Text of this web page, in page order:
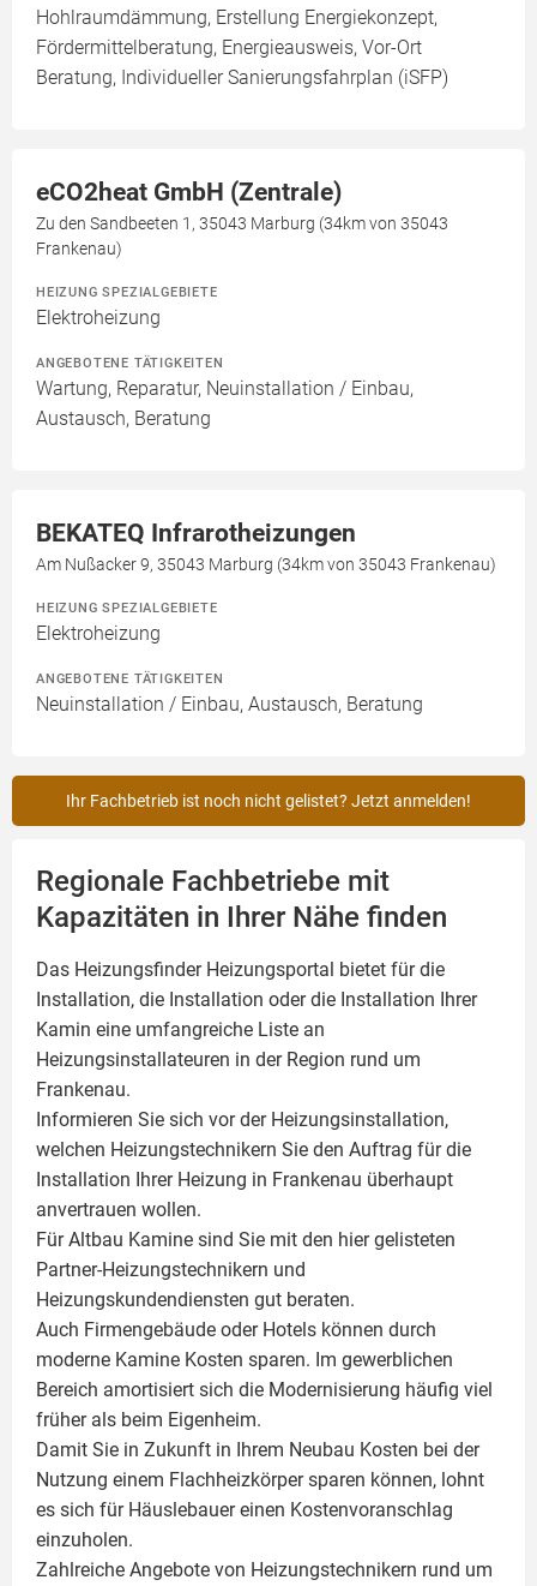
Hohlraumdämmung, Erstellung Energiekonzept,
Fördermittelberatung, Energieausweis, Vor-Ort
Beratung, Individueller Sanierungsfahrplan (iSFP)
eCO2heat GmbH (Zentrale)
Zu den Sandbeeten 1, 35043 Marburg (34km von 35043
Frankenau)
HEIZUNG SPEZIALGEBIETE
Elektroheizung
ANGEBOTENE TÄTIGKEITEN
Wartung, Reparatur, Neuinstallation / Einbau,
Austausch, Beratung
BEKATEQ Infrarotheizungen
Am Nußacker 9, 35043 Marburg (34km von 35043 Frankenau)
HEIZUNG SPEZIALGEBIETE
Elektroheizung
ANGEBOTENE TÄTIGKEITEN
Neuinstallation / Einbau, Austausch, Beratung
Ihr Fachbetrieb ist noch nicht gelistet? Jetzt anmelden!
Regionale Fachbetriebe mit
Kapazitäten in Ihrer Nähe finden
Das Heizungsfinder Heizungsportal bietet für die
Installation, die Installation oder die Installation Ihrer
Kamin eine umfangreiche Liste an
Heizungsinstallateuren in der Region rund um
Frankenau.
Informieren Sie sich vor der Heizungsinstallation,
welchen Heizungstechnikern Sie den Auftrag für die
Installation Ihrer Heizung in Frankenau überhaupt
anvertrauen wollen.
Für Altbau Kamine sind Sie mit den hier gelisteten
Partner-Heizungstechnikern und
Heizungskundendiensten gut beraten.
Auch Firmengebäude oder Hotels können durch
moderne Kamine Kosten sparen. Im gewerblichen
Bereich amortisiert sich die Modernisierung häufig viel
früher als beim Eigenheim.
Damit Sie in Zukunft in Ihrem Neubau Kosten bei der
Nutzung einem Flachheizkörpersparen können, lohnt
es sich für Häuslebauer einen Kostenvoranschlag
einzuholen.
Zahlreiche Angebote von Heizungstechnikern rund um